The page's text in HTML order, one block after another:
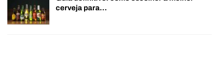
cerveja para…